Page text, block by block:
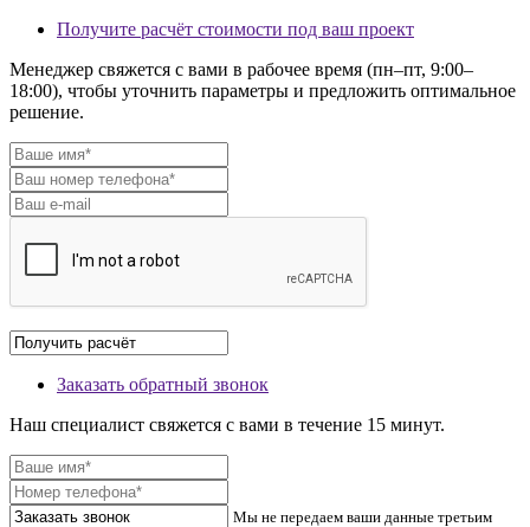
Получите расчёт стоимости под ваш проект
Менеджер свяжется с вами в рабочее время (пн–пт, 9:00–
18:00), чтобы уточнить параметры и предложить оптимальное
решение.
Заказать обратный звонок
Наш специалист свяжется с вами в течение 15 минут.
Мы не передаем ваши данные третьим